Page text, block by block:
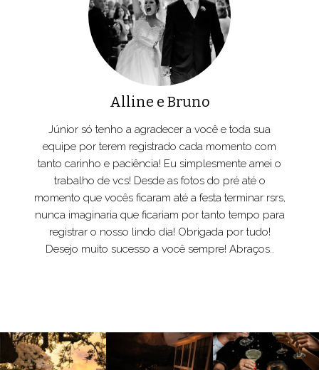
Alline e Bruno
Júnior só tenho a agradecer a você e toda sua
equipe por terem registrado cada momento com
tanto carinho e paciência! Eu simplesmente amei o
trabalho de vcs! Desde as fotos do pré até o
momento que vocês ficaram até a festa terminar rsrs,
nunca imaginaria que ficariam por tanto tempo para
registrar o nosso lindo dia! Obrigada por tudo!
Desejo muito sucesso a você sempre! Abraços..